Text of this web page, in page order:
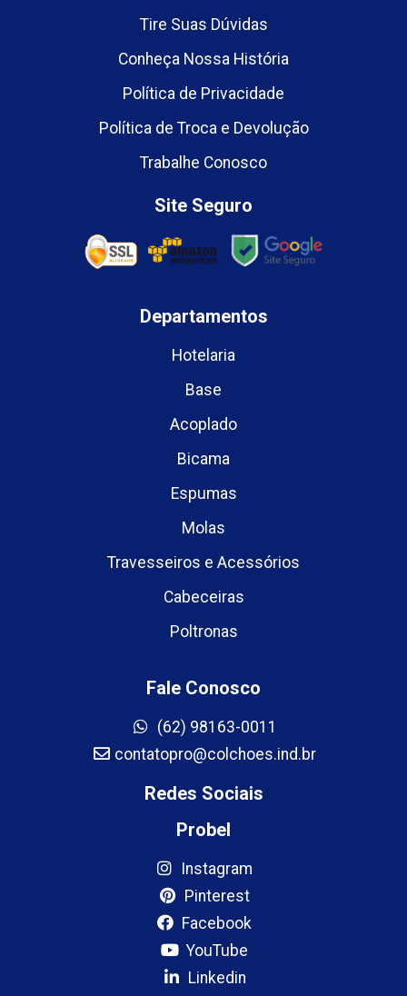
Tire Suas Dúvidas
Conheça Nossa História
Política de Privacidade
Política de Troca e Devolução
Trabalhe Conosco
Site Seguro
Departamentos
Hotelaria
Base
Acoplado
Bicama
Espumas
Molas
Travesseiros e Acessórios
Cabeceiras
Poltronas
Fale Conosco
(62) 98163-0011
contatopro@colchoes.ind.br
Redes Sociais
Probel
Instagram
Pinterest
Facebook
YouTube
Linkedin